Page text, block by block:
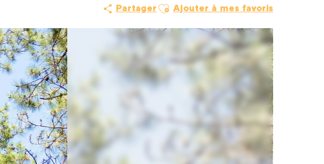
Partager Ajouter aux favoris
Ajouter à mes favoris